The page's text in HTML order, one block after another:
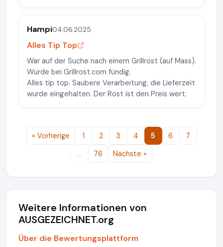
Hampi04.06.2025
Alles Tip Top
War auf der Suche nach einem Grillrost (auf Mass).
Wurde bei Grillrost.com fündig.
Alles tip top. Saubere Verarbeitung, die Lieferzeit
wurde eingehalten. Der Rost ist den Preis wert.
« Vorherige 1 2 3 4 5 6
7
…
76 Nächste »
Weitere Informationen von
AUSGEZEICHNET.org
Über die Bewertungsplattform